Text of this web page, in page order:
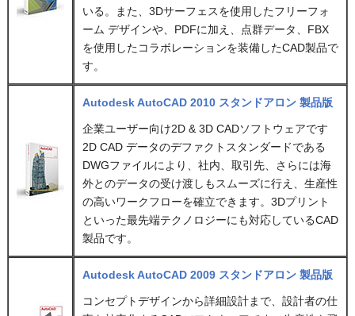
いる。また、3Dサーフェスを使用したフリーフォ
ーム デザインや、PDFに加え、点群データ、FBX
を使用したコラボレーションを装備したCAD製品で
す。
Autodesk AutoCAD 2010 スタンドアロン 製品版
企業ユーザー向け2D & 3D CADソフトウェアです
2D CAD データのデファクトスタンダードである
DWGファイルにより、社内、取引先、さらには海
外とのデータの受け渡しもスムーズに行え、生産性
の高いワークフローを確立できます。3Dプリント
といった最先端テクノロジーにも対応しているCAD
製品です。
Autodesk AutoCAD 2009 スタンドアロン 製品版
コンセプトデザインから詳細設計まで、設計者の仕